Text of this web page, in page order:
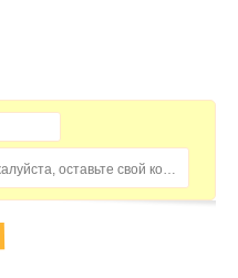
Домохозяйка, пожалуйста, оставьте свой комментарий...